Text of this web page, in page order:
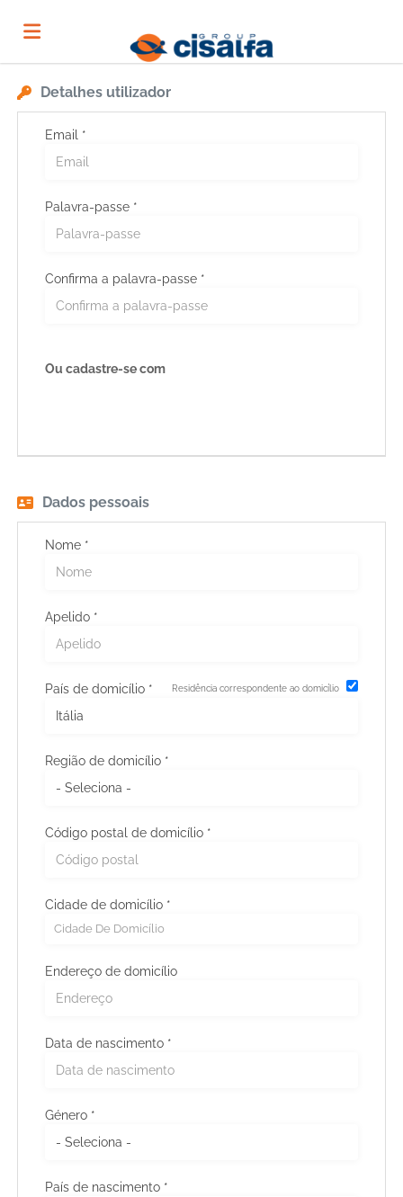
Página
inicial
Ofertas
de
emprego
Regista-
te
Iniciar
ES
PT
Detalhes utilizador
Email *
Palavra-passe *
Confirma a palavra-passe *
Ou cadastre-se com
Dados pessoais
Nome *
Apelido *
País de domicílio * Residência correspondente ao domicílio
Região de domicílio *
Código postal de domicílio *
Cidade de domicílio *
Cidade De Domicílio
Endereço de domicílio
País de residência *
Distrito/Região de residência *
Data de nascimento *
Género *
País de nascimento *